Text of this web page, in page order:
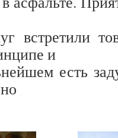
встретили
и
есть